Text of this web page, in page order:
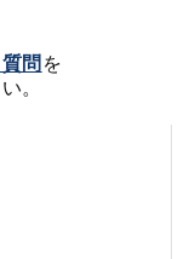
問 を
。